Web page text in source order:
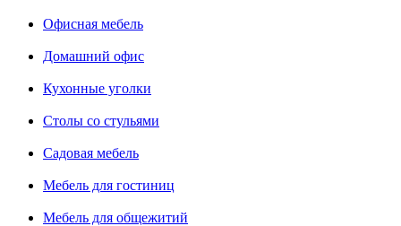
Офисная мебель
Домашний офис
Кухонные уголки
Столы со стульями
Садовая мебель
Мебель для гостиниц
Мебель для общежитий